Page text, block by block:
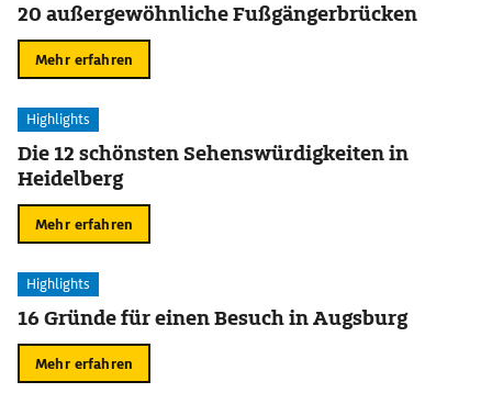
20 außergewöhnliche Fußgängerbrücken
Mehr erfahren
Highlights
Die 12 schönsten Sehenswürdigkeiten in
Heidelberg
Mehr erfahren
Highlights
16 Gründe für einen Besuch in Augsburg
Mehr erfahren